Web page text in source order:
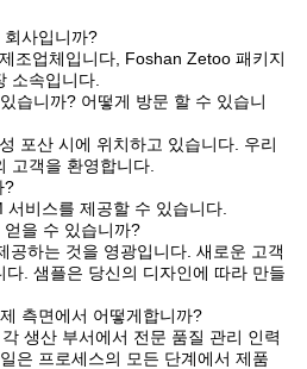
사입니까?
조업체입니다, Foshan Zetoo 패키지
소속입니다.
습니까? 어떻게 방문 할 수 있습니
포산 시에 위치하고 있습니다. 우리
고객을 환영합니다.
?
비스를 제공할 수 있습니다.
을 수 있습니까?
공하는 것을 영광입니다. 새로운 고객
. 샘플은 당신의 디자인에 따라 만들
측면에서 어떻게합니까?
생산 부서에서 전문 품질 관리 인력
은 프로세스의 모든 단계에서 제품